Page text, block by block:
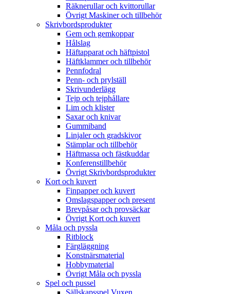
Räknerullar och kvittorullar
Övrigt Maskiner och tillbehör
Skrivbordsprodukter
Gem och gemkoppar
Hålslag
Häftapparat och häftpistol
Häftklammer och tillbehör
Pennfodral
Penn- och prylställ
Skrivunderlägg
Tejp och tejphållare
Lim och klister
Saxar och knivar
Gummiband
Linjaler och gradskivor
Stämplar och tillbehör
Häftmassa och fästkuddar
Konferenstillbehör
Övrigt Skrivbordsprodukter
Kort och kuvert
Finpapper och kuvert
Omslagspapper och present
Brevpåsar och provsäckar
Övrigt Kort och kuvert
Måla och pyssla
Ritblock
Färgläggning
Konstnärsmaterial
Hobbymaterial
Övrigt Måla och pyssla
Spel och pussel
Sällskapsspel Vuxen